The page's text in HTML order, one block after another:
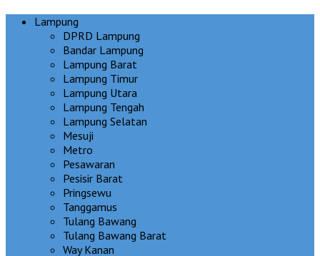
Lampung
DPRD Lampung
Bandar Lampung
Lampung Barat
Lampung Timur
Lampung Utara
Lampung Tengah
Lampung Selatan
Mesuji
Metro
Pesawaran
Pesisir Barat
Pringsewu
Tanggamus
Tulang Bawang
Tulang Bawang Barat
Way Kanan